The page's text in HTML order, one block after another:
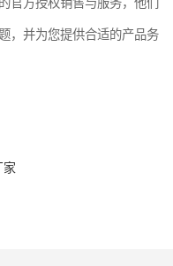
，并为您提供合适的产品务
家